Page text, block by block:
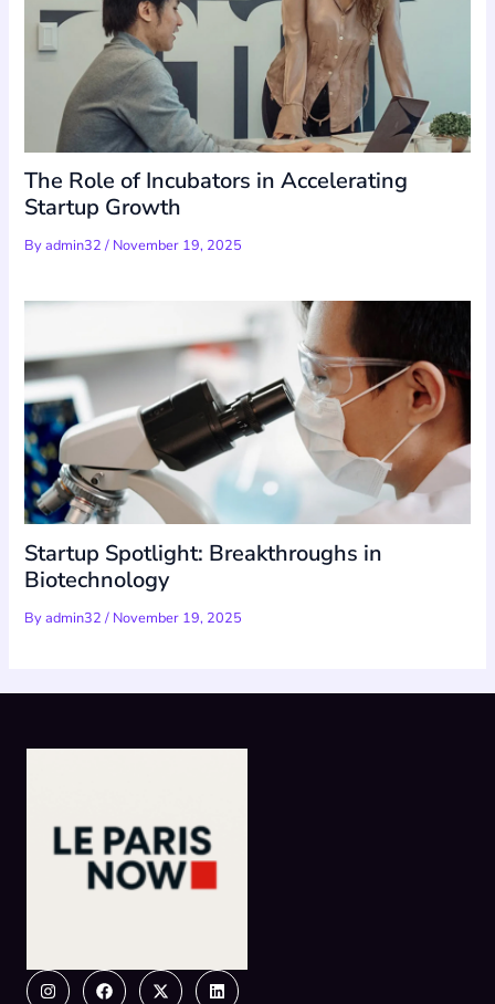
The Role of Incubators in Accelerating
Startup Growth
Byadmin32/ November 19, 2025
Startup Spotlight: Breakthroughs in
Biotechnology
Byadmin32/ November 19, 2025
InstagramFacebook
X-
twitter
Linkedin